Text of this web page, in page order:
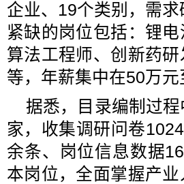
企业、19个类别，需
紧缺的岗位包括：锂
算法工程师、创新药
等，年薪集中在50万
据悉，目录编制过
家，收集调研问卷
余条、岗位信息数据
本岗位，全面掌握产